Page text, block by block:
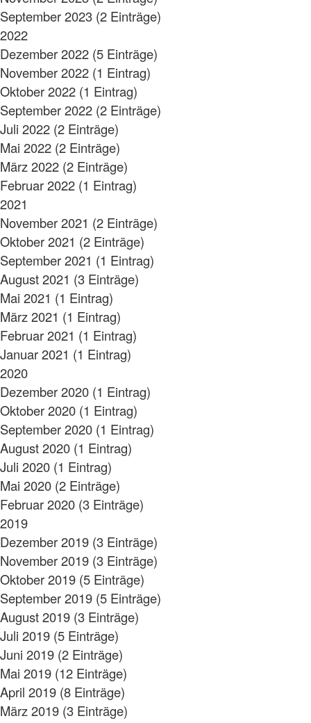
September 2023 (2 Einträge)
2022
Dezember 2022 (5 Einträge)
November 2022 (1 Eintrag)
Oktober 2022 (1 Eintrag)
September 2022 (2 Einträge)
Juli 2022 (2 Einträge)
Mai 2022 (2 Einträge)
März 2022 (2 Einträge)
Februar 2022 (1 Eintrag)
2021
November 2021 (2 Einträge)
Oktober 2021 (2 Einträge)
September 2021 (1 Eintrag)
August 2021 (3 Einträge)
Mai 2021 (1 Eintrag)
März 2021 (1 Eintrag)
Februar 2021 (1 Eintrag)
Januar 2021 (1 Eintrag)
2020
Dezember 2020 (1 Eintrag)
Oktober 2020 (1 Eintrag)
September 2020 (1 Eintrag)
August 2020 (1 Eintrag)
Juli 2020 (1 Eintrag)
Mai 2020 (2 Einträge)
Februar 2020 (3 Einträge)
2019
Dezember 2019 (3 Einträge)
November 2019 (3 Einträge)
Oktober 2019 (5 Einträge)
September 2019 (5 Einträge)
August 2019 (3 Einträge)
Juli 2019 (5 Einträge)
Juni 2019 (2 Einträge)
Mai 2019 (12 Einträge)
April 2019 (8 Einträge)
März 2019 (3 Einträge)